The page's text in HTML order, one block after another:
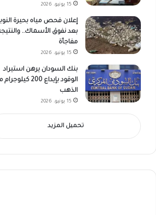
15 يونيو، 2026
إعلان فحص مياه بحيرة
بعد نفوق الأسماك..
مفاجأة
15 يونيو، 2026
بنك السودان يرهن استيراد
الوقود بإيداع 200
الذهب
15 يونيو، 2026
تحميل المزيد